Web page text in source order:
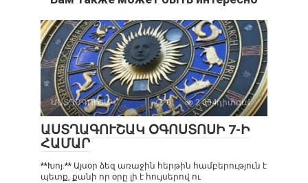
ԱՍՏՂԱԳՈՒՇԱԿ 0 2 004դիտում
ԱՍՏՂԱԳՈՒՇԱԿ ՕԳՈՍՏՈՍԻ 7-Ի
ՀԱՄԱՐ
**Խոյ.** Այսօր ձեզ առաջին հերթին համբերություն է
պետք, քանի որ օրը լի է հույսերով ու